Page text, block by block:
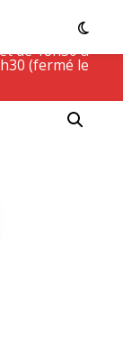
ouvert Du
de 18h30 à
de 18h30 à
(fermé le